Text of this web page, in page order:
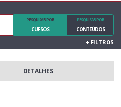
PESQUISAR POR
CURSOS
PESQUISAR POR
CONTEÚDOS
+ FILTROS
DETALHES